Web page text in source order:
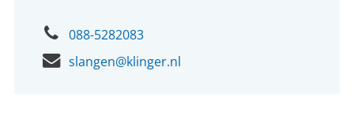
088-5282083
slangen@klinger.nl